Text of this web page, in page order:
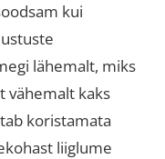
kui
lähemalt, miks
vähemalt kaks
koristamata
liiglume